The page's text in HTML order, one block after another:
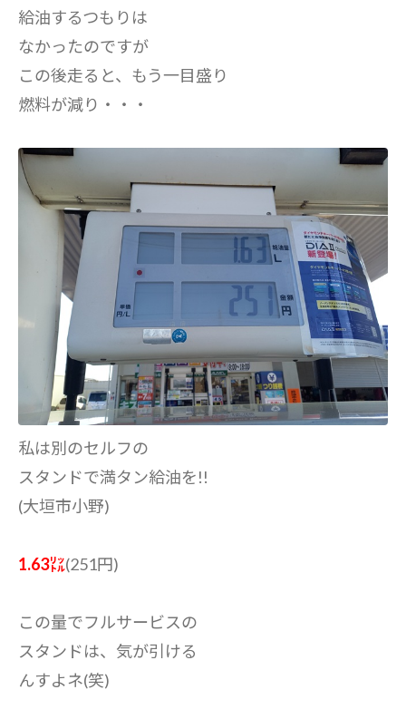
給油するつもりは
なかったのですが
この後走ると、もう一目盛り
燃料が減り・・・
私は別のセルフの
スタンドで満タン給油を!!
(大垣市小野)
1.63㍑(251円)
この量でフルサービスの
スタンドは、気が引ける
んすよネ(笑)